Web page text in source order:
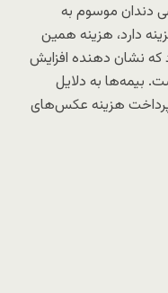
دندان موسوم به
هزینه دارد، هزینه همین
تومان بود که نشان دهنده افزایش
بیمه‌ها به دلایل
پرداخت هزینه عکس‌های